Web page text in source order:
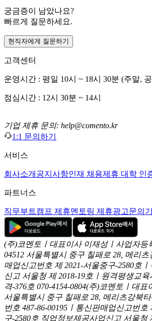
궁금증이 남았나요?
빠르게 질문하세요.
현직자에게 질문하기
고객센터
운영시간 : 평일 10시 ~ 18시 30분 (주말,
점심시간 : 12시 30분 ~ 14시
기업 제휴 문의: help@comento.kr
1:1 문의하기
서비스
회사소개 공지사항인재 채용제휴 대학 인
파트너스
직무부트캠프 제휴멘토링 제휴광고문의
(주)코멘토ㅣ대표이사 이재성ㅣ사업자등
04512 서울특별시 중구 칠패로 28, 메리츠
매업신고번호 제 2021-서울중구-2580호
신고 서울청 제 2018-19호ㅣ원격평생교
격-376호 070-4154-0804(주)코멘토ㅣ대표
서울특별시 중구 칠패로 28, 메리츠강북
번호 487-86-00195ㅣ통신판매업신고번호
구-2580호 직업정보제공사업신고 서울청